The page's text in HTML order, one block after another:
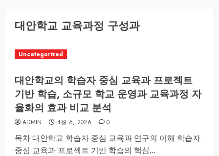
대안학교 교육과정 구성과
Uncategorized
대안학교의 학습자 중심 교육과 프로젝트
기반 학습, 소규모 학교 운영과 교육과정 자
율화의 효과 비교 분석
ADMIN 4월 6, 2026 0
목차 대안학교 학습자 중심 교육과 연구의 이해 학습자
중심 교육과 프로젝트 기반 학습의 핵심...